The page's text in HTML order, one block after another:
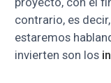
contrario, es
estaremos
invierten son los